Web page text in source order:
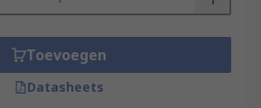
Toevoegen
Datasheets